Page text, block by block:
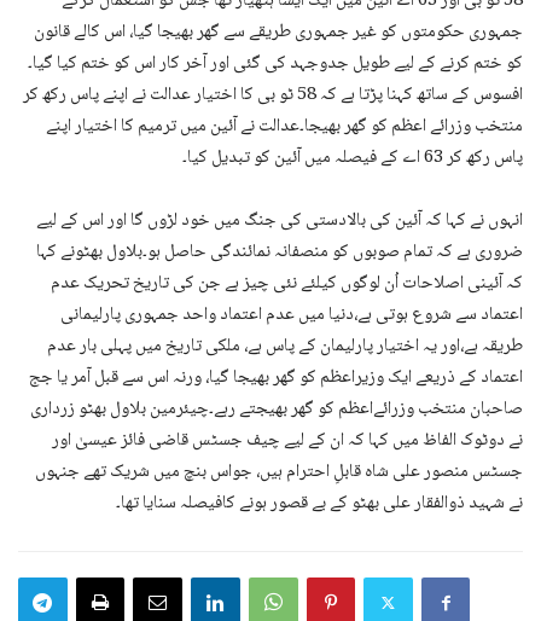
جمہوری حکومتوں کو غیر جمہوری طریقے سے گھر بھیجا گیا، اس کالے قانون
کو ختم کرنے کے لیے طویل جدوجہد کی گئی اور آخر کار اس کو ختم کیا گیا۔
افسوس کے ساتھ کہنا پڑتا ہے کہ 58 ٹو بی کا اختیار عدالت نے اپنے پاس رکھ کر
منتخب وزرائے اعظم کو گھر بھیجا۔عدالت نے آئین میں ترمیم کا اختیار اپنے
پاس رکھ کر 63 اے کے فیصلہ میں آئین کو تبدیل کیا۔
انہوں نے کہا کہ آئین کی بالادستی کی جنگ میں خود لڑوں گا اور اس کے لیے
ضروری ہے کہ تمام صوبوں کو منصفانہ نمائندگی حاصل ہو۔بلاول بھٹونے کہا
کہ آئینی اصلاحات اُن لوگوں کیلئے نئی چیز ہے جن کی تاریخ تحریک عدم
اعتماد سے شروع ہوتی ہے،دنیا میں عدم اعتماد واحد جمہوری پارلیمانی
طریقہ ہے،اور یہ اختیار پارلیمان کے پاس ہے، ملکی تاریخ میں پہلی بار عدم
اعتماد کے ذریعے ایک وزیراعظم کو گھر بھیجا گیا، ورنہ اس سے قبل آمر یا جج
صاحبان منتخب وزرائےاعظم کو گھر بھیجتے رہے۔چیئرمین بلاول بھٹو زرداری
نے دوٹوک الفاظ میں کہا کہ ان کے لیے چیف جسٹس قاضی فائز عیسیٰ اور
جسٹس منصور علی شاہ قابلِ احترام ہیں، جواس بنچ میں شریک تھے جنہوں
نے شہید ذوالفقار علی بھٹو کے بے قصور ہونے کافیصلہ سنایا تھا۔